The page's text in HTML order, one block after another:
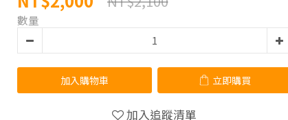
數量
加入購物車 立即購買
加入追蹤清單